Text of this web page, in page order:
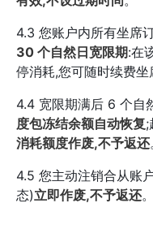
4.3 您账户内所有坐席
30 个自然日宽限期:在
停消耗,您可随时续费坐
4.4 宽限期满后 6 个自
度包冻结余额自动恢复;
消耗额度作废,不予返还
4.5 您主动注销合从账
态)立即作废,不予返还。